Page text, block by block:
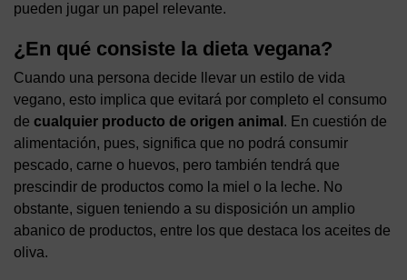
pueden jugar un papel relevante.
¿En qué consiste la dieta vegana?
Cuando una persona decide llevar un estilo de vida
vegano, esto implica que evitará por completo el consumo
de cualquier producto de origen animal . En cuestión de
alimentación, pues, significa que no podrá consumir
pescado, carne o huevos, pero también tendrá que
prescindir de productos como la miel o la leche. No
obstante, siguen teniendo a su disposición un amplio
abanico de productos, entre los que destaca los aceites de
oliva.